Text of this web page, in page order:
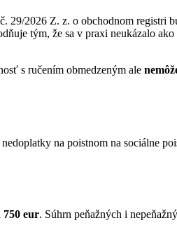
2026 Z. z. o obchodnom registri
tým, že sa v praxi neukázalo
s ručením obmedzeným ale
na poistnom na sociálne
750 eur. Súhrn peňažných i